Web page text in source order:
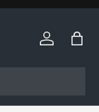
Einloggen